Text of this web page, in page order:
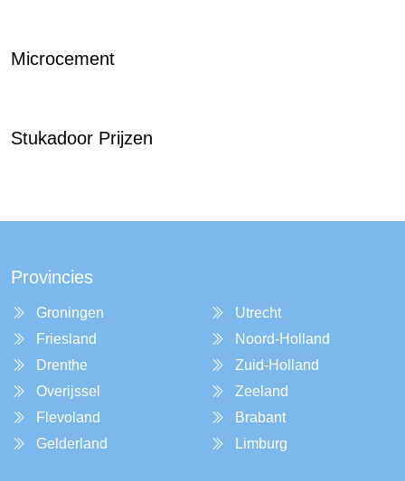
Microcement
Stukadoor Prijzen
Provincies
Groningen
Friesland
Drenthe
Overijssel
Flevoland
Gelderland
Utrecht
Noord-Holland
Zuid-Holland
Zeeland
Brabant
Limburg